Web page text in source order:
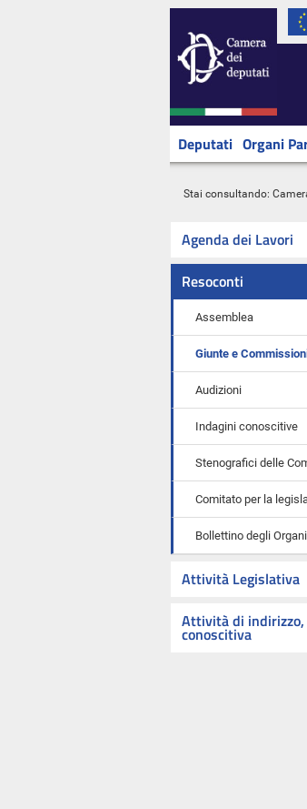
Deputati Organi
Stai consultando:
Agenda dei Lavori
Resoconti
Assemblea
Giunte e
Audizioni
Indagini conoscitive
Stenografici delle
Comitato per la
Bollettino degli
Attività Legislativa
Attività di
conoscitiva